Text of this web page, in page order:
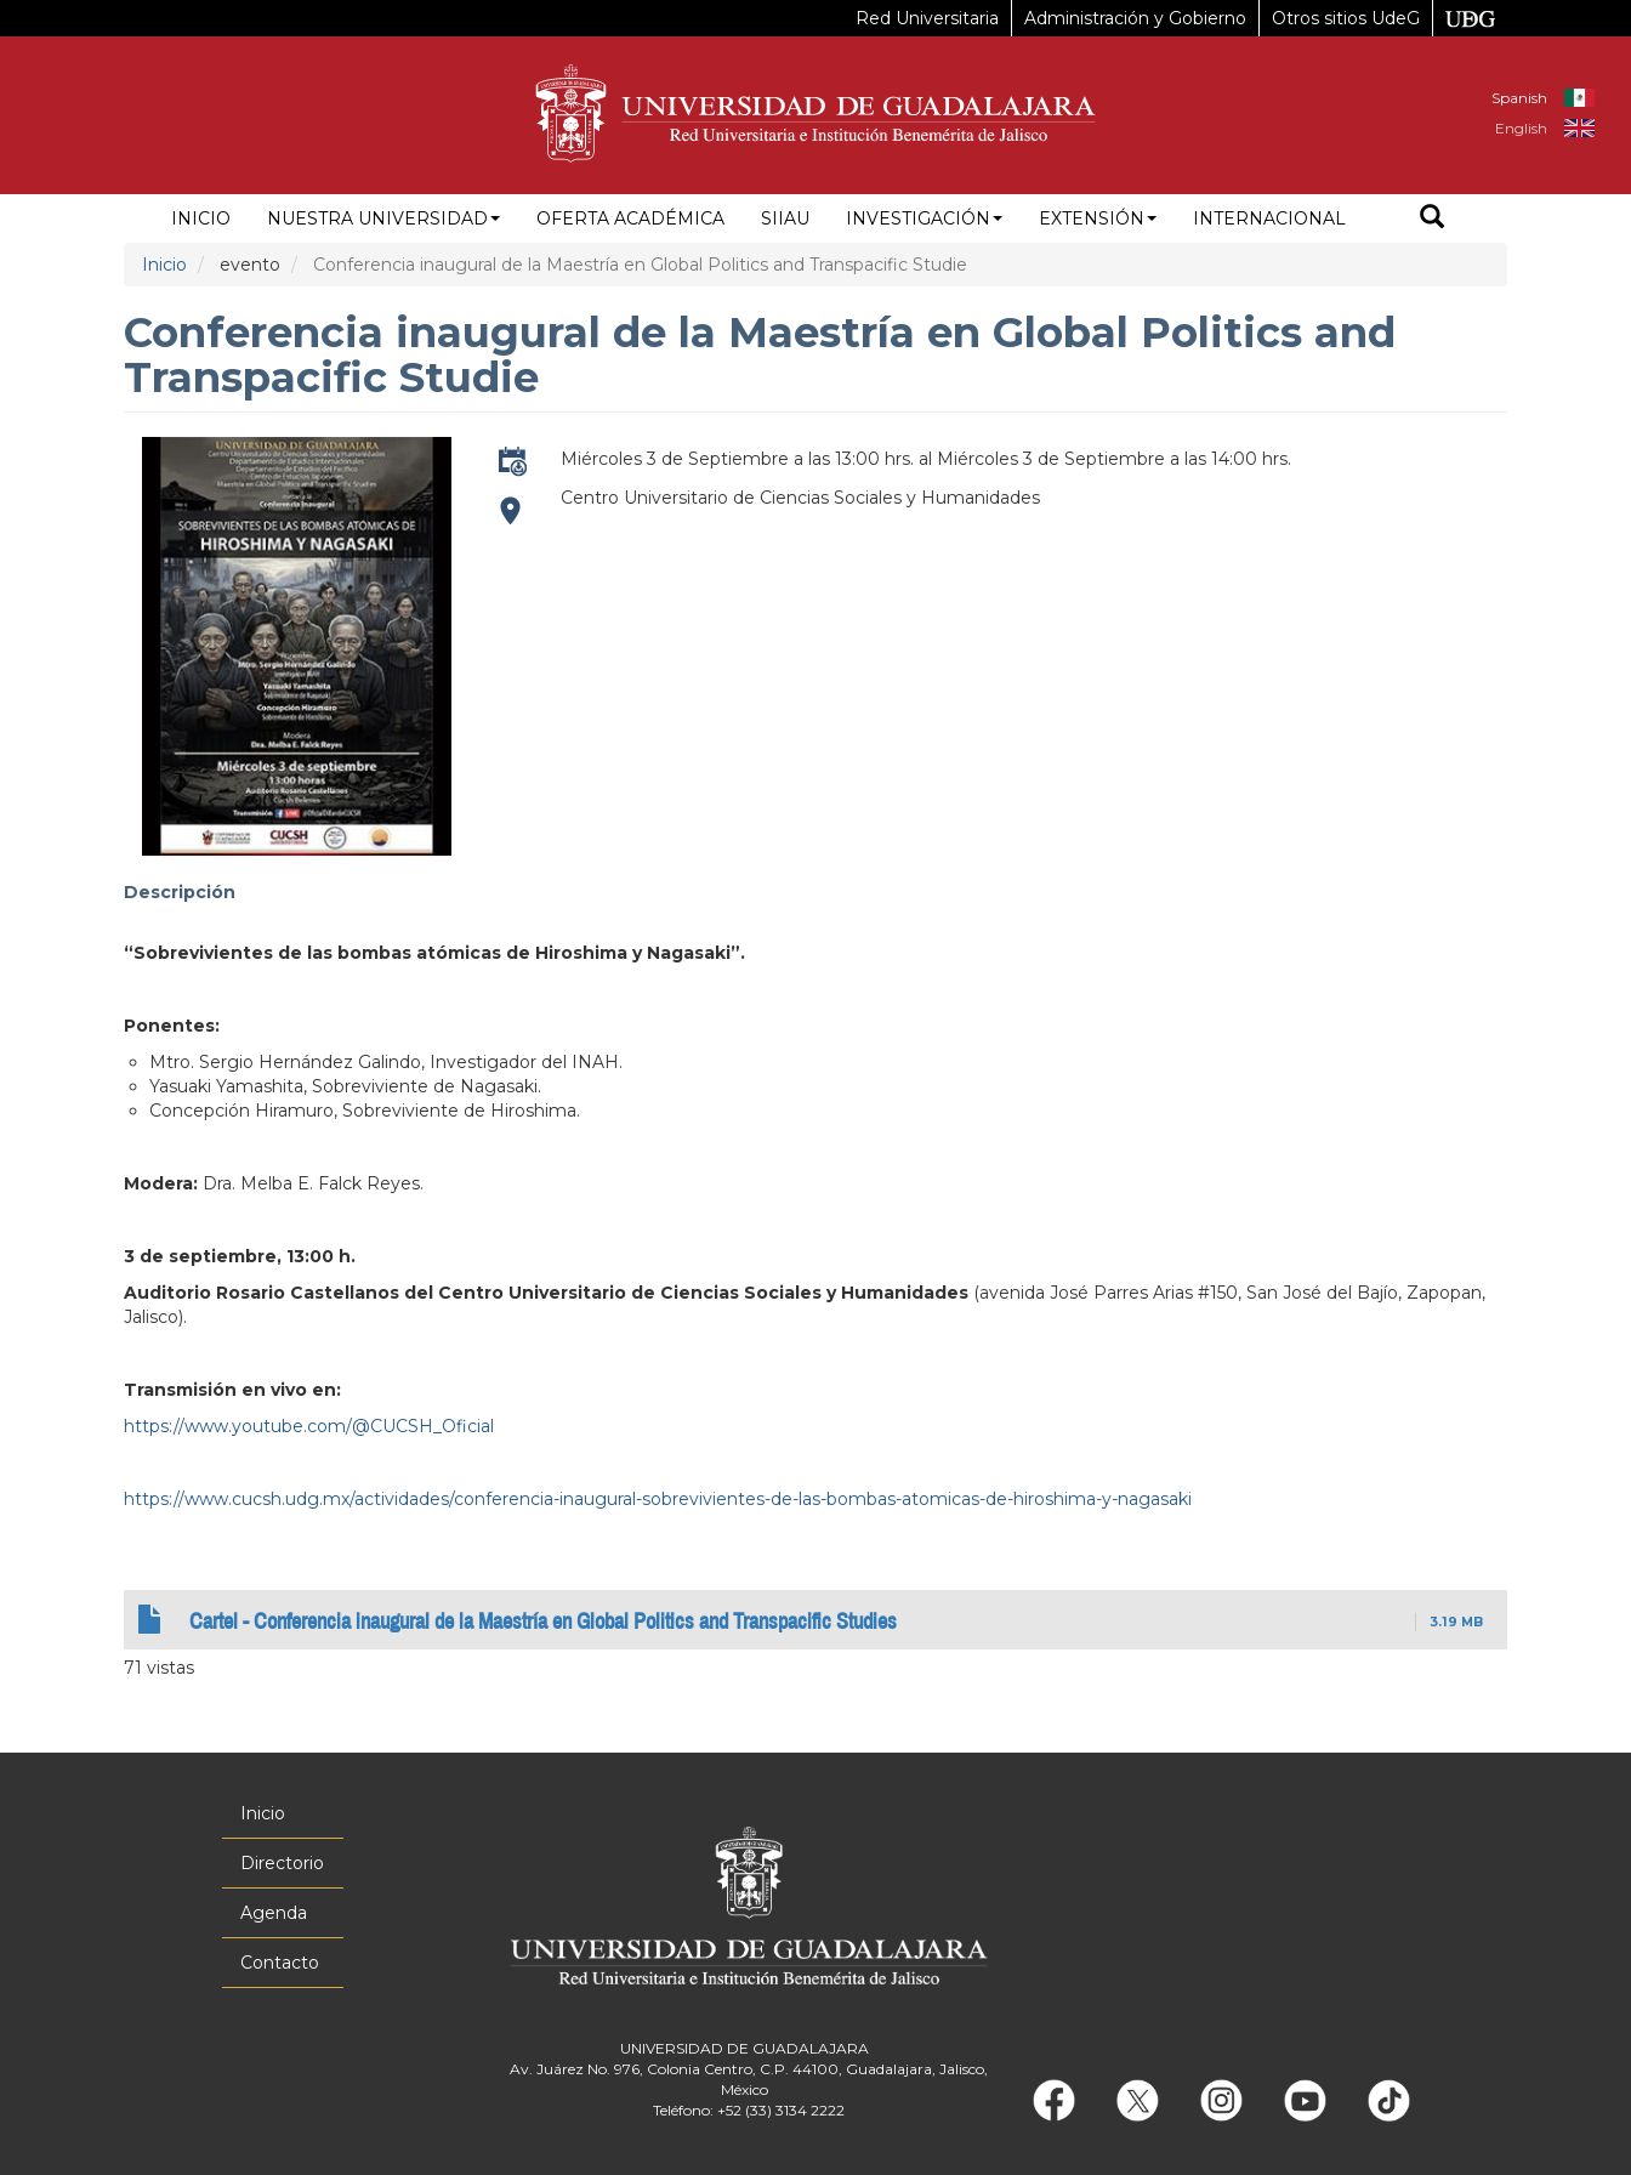
al
Red Universitaria Administración y Gobierno Otros sitios UdeG
Spanish
English
NAVEGACIÓN
PRINCIPAL
INICIO NUESTRA UNIVERSIDAD OFERTA ACADÉMICA SIIAU INVESTIGACIÓN EXTENSIÓN INTERNACIONAL
Inicio evento Conferencia inaugural de la Maestría en Global Politics and Transpacific Studie
Conferencia inaugural de la Maestría en Global Politics and
Transpacific Studie
Miércoles 3 de Septiembre a las 13:00 hrs. al Miércoles 3 de Septiembre a las 14:00 hrs.
Centro Universitario de Ciencias Sociales y Humanidades
Descripción
“Sobrevivientes de las bombas atómicas de Hiroshima y Nagasaki”.
Ponentes:
Mtro. Sergio Hernández Galindo, Investigador del INAH.
Yasuaki Yamashita, Sobreviviente de Nagasaki.
Concepción Hiramuro, Sobreviviente de Hiroshima.
Modera: Dra. Melba E. Falck Reyes.
3 de septiembre, 13:00 h.
Auditorio Rosario Castellanos del Centro Universitario de Ciencias Sociales y Humanidades (avenida José Parres Arias #150, San José del Bajío, Zapopan,
Jalisco).
Transmisión en vivo en:
https://www.youtube.com/@CUCSH_Oficial
https://www.cucsh.udg.mx/actividades/conferencia-inaugural-sobrevivientes-de-las-bombas-atomicas-de-hiroshima-y-nagasaki
Cartel - Conferencia inaugural de la Maestría en Global Politics and Transpacific Studies 3.19 MB
71 vistas
principal
Inicio
Directorio
Agenda
Contacto
UNIVERSIDAD DE GUADALAJARA
Av. Juárez No. 976, Colonia Centro, C.P. 44100, Guadalajara, Jalisco,
México
Teléfono: +52 (33) 3134 2222